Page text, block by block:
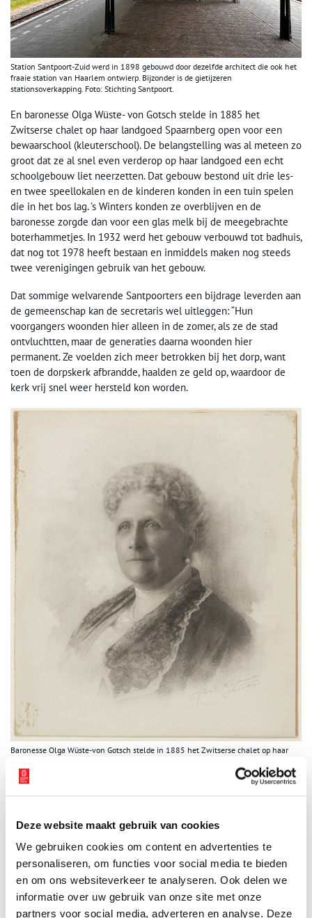
Deze website maakt gebruik van cookies
We gebruiken cookies om content en advertenties te
personaliseren, om functies voor social media te bieden
en om ons websiteverkeer te analyseren. Ook delen we
informatie over uw gebruik van onze site met onze
partners voor social media, adverteren en analyse. Deze
Station Santpoort-Zuid werd in 1898 gebouwd door dezelfde architect die ook het
fraaie station van Haarlem ontwierp. Bijzonder is de gietijzeren
stationsoverkapping. Foto: Stichting Santpoort.
En baronesse Olga Wüste- von Gotsch stelde in 1885 het
Zwitserse chalet op haar landgoed Spaarnberg open voor een
bewaarschool (kleuterschool). De belangstelling was al meteen zo
groot dat ze al snel even verderop op haar landgoed een echt
schoolgebouw liet neerzetten. Dat gebouw bestond uit drie les-
en twee speellokalen en de kinderen konden in een tuin spelen
die in het bos lag. ’s Winters konden ze overblijven en de
baronesse zorgde dan voor een glas melk bij de meegebrachte
boterhammetjes. In 1932 werd het gebouw verbouwd tot badhuis,
dat nog tot 1978 heeft bestaan en inmiddels maken nog steeds
twee verenigingen gebruik van het gebouw.
Dat sommige welvarende Santpoorters een bijdrage leverden aan
de gemeenschap kan de secretaris wel uitleggen: “Hun
voorgangers woonden hier alleen in de zomer, als ze de stad
ontvluchtten, maar de generaties daarna woonden hier
permanent. Ze voelden zich meer betrokken bij het dorp, want
toen de dorpskerk afbrandde, haalden ze geld op, waardoor de
kerk vrij snel weer hersteld kon worden.
Baronesse Olga Wüste-von Gotsch stelde in 1885 het Zwitserse chalet op haar
Schlemmer,
1911. Noord-Hollands Archief /Beeldcollectie gemeente Velsen,
inventarisnummer
Één van de meest opmerkelijke villa’s van Santpoort is
buitenplaats Duin en Kruidberg, dat als een kasteel oogt. Het is in
1912 gebouwd door Jacob Theodoor Cremer (1847-1923), die zijn
geld verdiende met tabaksteelt in Nederlands-Indië, een
spoorweg aanlegde op Sumatra en later minister van Koloniën in
Nederland zou worden. Van 1961 tot 2002 was het een vakantie-